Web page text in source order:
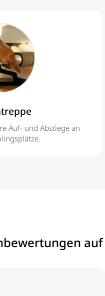
Auf- und Abstiege an